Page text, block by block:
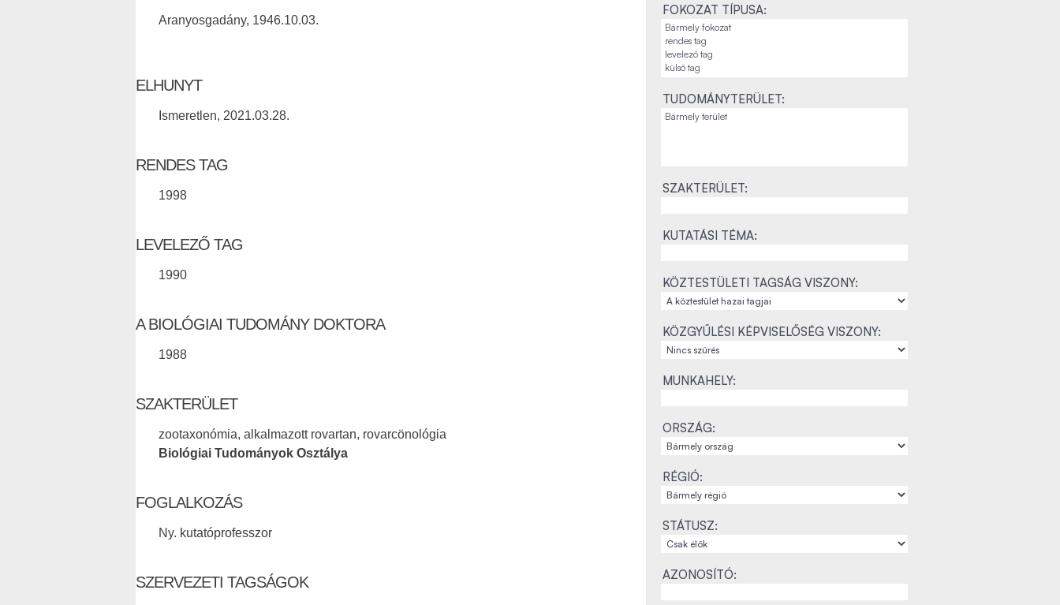
Aranyosgadány, 1946.10.03.
ELHUNYT
Ismeretlen, 2021.03.28.
RENDES TAG
1998
LEVELEZŐ TAG
1990
A BIOLÓGIAI TUDOMÁNY DOKTORA
1988
SZAKTERÜLET
zootaxonómia, alkalmazott rovartan, rovarcönológia
Biológiai Tudományok Osztálya
FOGLALKOZÁS
Ny. kutatóprofesszor
SZERVEZETI TAGSÁGOK
FOKOZAT TÍPUSA:
TUDOMÁNYTERÜLET:
SZAKTERÜLET:
KUTATÁSI TÉMA:
KÖZTESTÜLETI TAGSÁG VISZONY:
KÖZGYŰLÉSI KÉPVISELŐSÉG VISZONY:
MUNKAHELY:
ORSZÁG:
RÉGIÓ:
STÁTUSZ:
AZONOSÍTÓ: